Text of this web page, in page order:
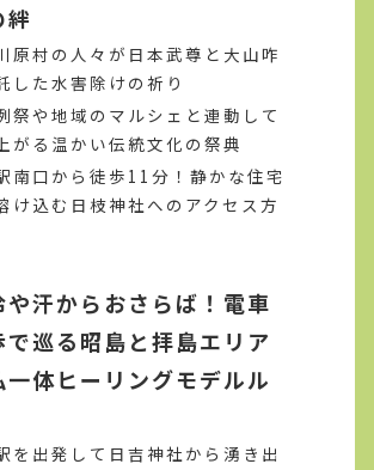
絆
原村の人々が日本武尊と大山咋
した水害除けの祈り
祭や地域のマルシェと連動して
がる温かい伝統文化の祭典
南口から徒歩11分！静かな住宅
け込む日枝神社へのアクセス方
や汗からおさらば！電車
で巡る昭島と拝島エリア
一体ヒーリングモデルル
を出発して日吉神社から湧き出